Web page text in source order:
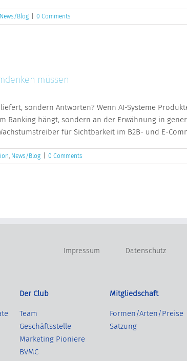
News/Blog 0 Comments
müssen
sondern Antworten? Wenn AI-Systeme
Ranking hängt, sondern an der Erwähnung in
für Sichtbarkeit im B2B- und E-
, News/Blog 0 Comments
Impressum Datenschutz
Der Club
Team
Geschäftsstelle
Marketing Pioniere
BVMC
Mitgliedschaft
Formen/Arten/Preise
Satzung